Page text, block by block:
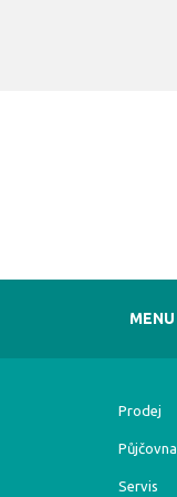
MENU
Prodej
Půjčovna
Servis